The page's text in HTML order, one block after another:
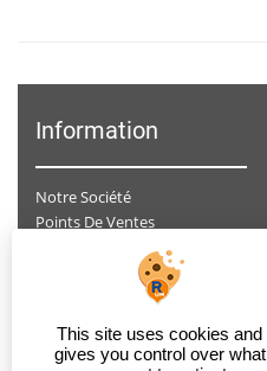
Information
Notre Société
Points De Ventes
Données Personnelles
This site uses cookies and
gives you control over what